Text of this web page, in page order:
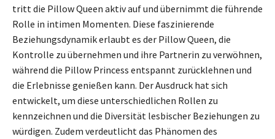
tritt die Pillow Queen aktiv auf und übernimmt die führende
Rolle in intimen Momenten. Diese faszinierende
Beziehungsdynamik erlaubt es der Pillow Queen, die
Kontrolle zu übernehmen und ihre Partnerin zu verwöhnen,
während die Pillow Princess entspannt zurücklehnen und
die Erlebnisse genießen kann. Der Ausdruck hat sich
entwickelt, um diese unterschiedlichen Rollen zu
kennzeichnen und die Diversität lesbischer Beziehungen zu
würdigen. Zudem verdeutlicht das Phänomen des